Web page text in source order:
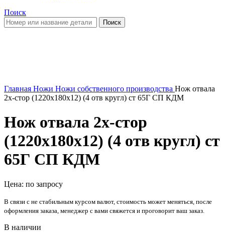
Поиск
Поиск
Главная Ножи Ножи собственного производства Нож отвала
2х-стор (1220х180х12) (4 отв кругл) ст 65Г СП КДМ
Нож отвала 2х-стор
(1220х180х12) (4 отв кругл) ст
65Г СП КДМ
Цена: по запросу
В связи с не стабильным курсом валют, стоимость может меняться, после
оформления заказа, менеджер с вами свяжется и проговорит ваш заказ.
В наличии